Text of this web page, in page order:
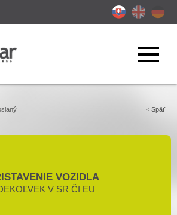
< Späť
VOZIDLA
V SR ČI EU